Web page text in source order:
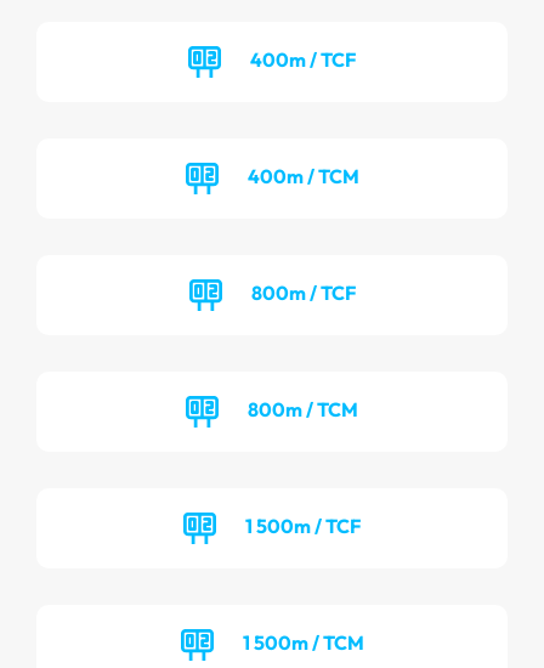
400m / TCF
400m / TCM
800m / TCF
800m / TCM
1 500m / TCF
1 500m / TCM